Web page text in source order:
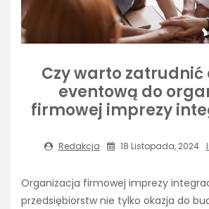
Czy warto zatrudnić
eventową do
firmowej imprezy
Redakcja 18 Listopada, 2024
Organizacja firmowej imprezy
przedsiębiorstw nie tylko okazja do